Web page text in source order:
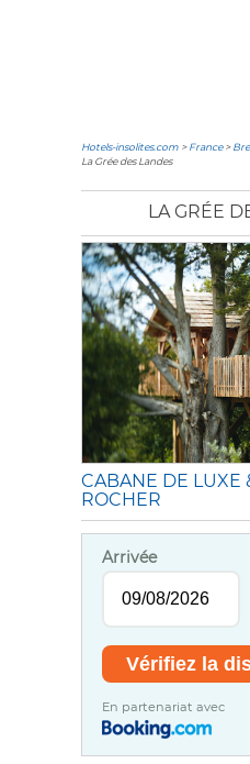
Hotels-insolites.com >France>
La Grée des Landes
LA GRÉE
CABANE DE LUXE
ROCHER
Arrivée
En partenariat avec